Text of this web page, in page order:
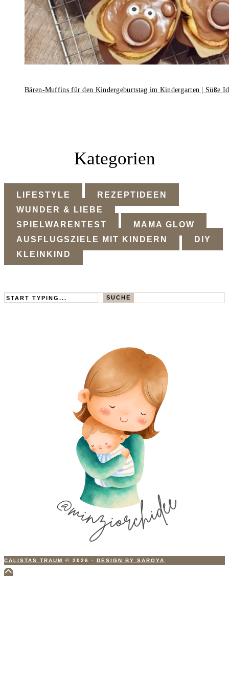
Bären-Muffins für den Kindergeburtstag im Kindergarten | Süße
Kategorien
LIFESTYLE
REZEPTIDEEN
WUNDER & LIEBE
SPIELWARENTEST
MAMA GLOW
AUSFLUGSZIELE MIT KINDERN
DIY
KLEINKIND
Search SUCHE
CALISTAS TRAUM © 2026 · DESIGN BY SAROYA
Scroll